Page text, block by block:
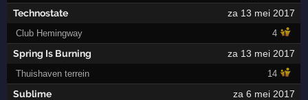
Technostate za 13 mei 2017
Club Hemingway 4
Spring Is Burning za 13 mei 2017
Thuishaven terrein 14
Sublime za 6 mei 2017